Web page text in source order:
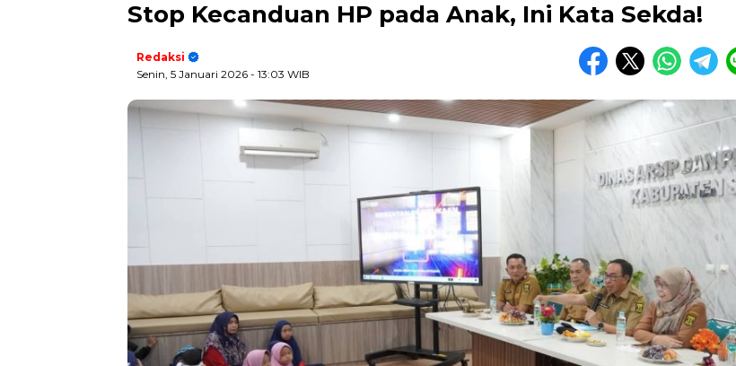
Stop Kecanduan HP pada Anak, Ini Kata Sekda!
Redaksi
Senin, 5 Januari 2026 - 13:03 WIB